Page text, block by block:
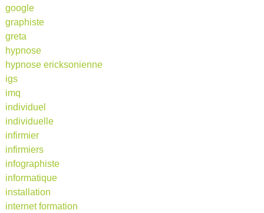
google
graphiste
greta
hypnose
hypnose ericksonienne
igs
imq
individuel
individuelle
infirmier
infirmiers
infographiste
informatique
installation
internet formation